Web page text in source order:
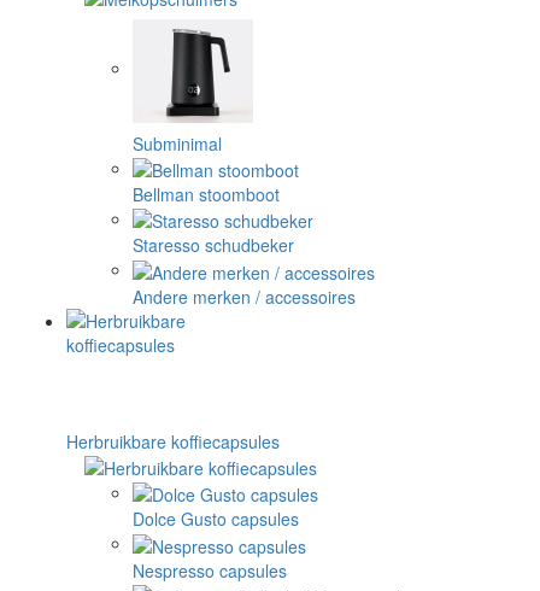
Subminimal
Bellman stoomboot
Staresso schudbeker
Andere merken / accessoires
Herbruikbare koffiecapsules
Dolce Gusto capsules
Nespresso capsules